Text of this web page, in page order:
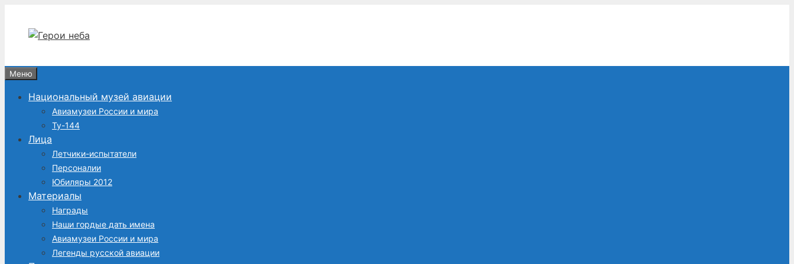
содержимому
Меню
Национальный музей авиации
Авиамузеи России и мира
Ту-144
Лица
Летчики-испытатели
Персоналии
Юбиляры 2012
Материалы
Награды
Наши гордые дать имена
Авиамузеи России и мира
Легенды русской авиации